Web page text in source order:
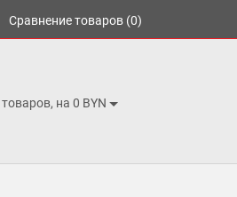
Сравнение товаров (0)
товаров, на 0 BYN